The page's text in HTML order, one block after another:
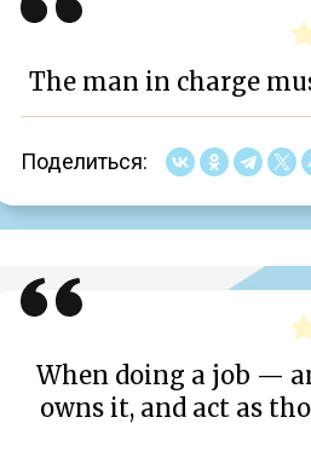
The man in charge
Поделиться:
When doing a job —
owns it, and act as